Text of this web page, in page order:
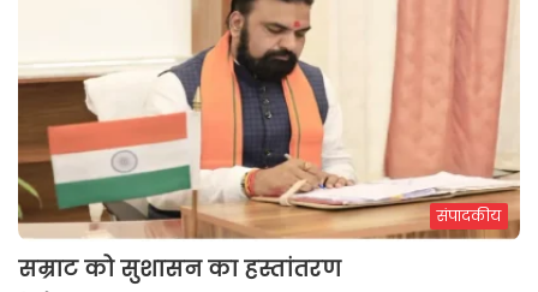
संपादकीय
सम्राट को सुशासन का हस्तांतरण